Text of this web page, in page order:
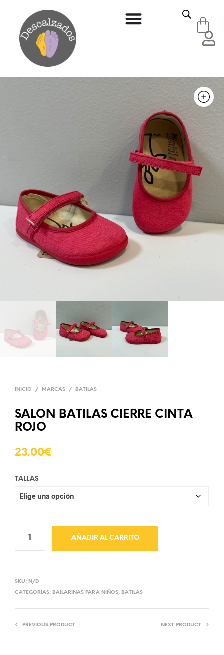
INICIO / MARCAS / BATILAS
SALON BATILAS CIERRE CINTA
ROJO
23.00€
TALLAS
AÑADIR AL CARRITO
SKU: N/D
CATEGORÍAS: BAILARINAS PARA NIÑOS, BATILAS
PREVIOUS PRODUCT NEXT PRODUCT